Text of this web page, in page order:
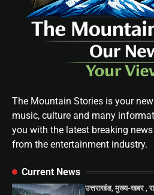
The Mountain Stories is your
music, culture and many
you with the latest breaking
from the entertainment industry.
Current News
उत्तराखंड,मुख्य-खबर,